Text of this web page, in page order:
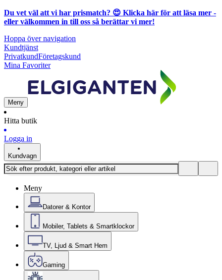
Du vet väl att vi har prismatch? 😍 Klicka här för att läsa mer -
eller välkommen in till oss så berättar vi mer!
Hoppa över navigation
Kundtjänst
PrivatkundFöretagskund
Mina Favoriter
Meny
Hitta butik
Logga in
Kundvagn
Meny
Datorer & Kontor
Mobiler, Tablets & Smartklockor
TV, Ljud & Smart Hem
Gaming